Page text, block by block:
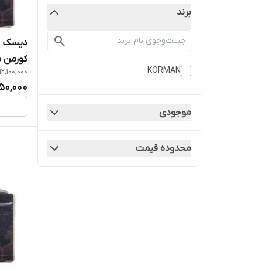
برند
KORMAN
موجودی
محدوده قیمت
کورمن
مستقیم
12,100,000